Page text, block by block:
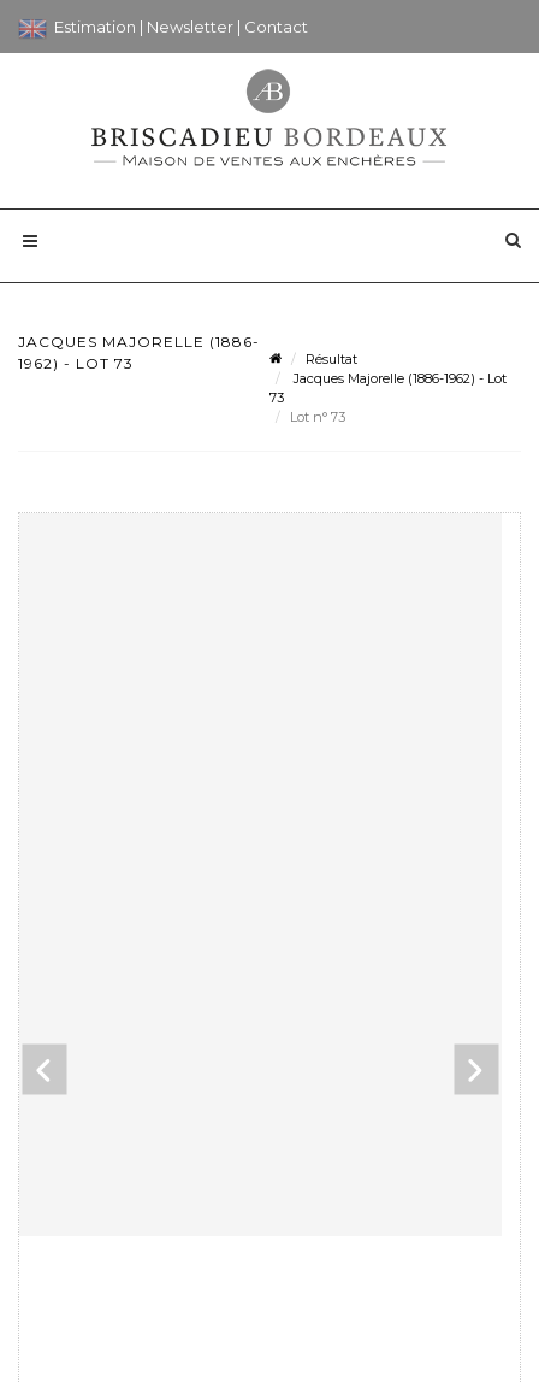
Estimation | Newsletter | Contact
JACQUES MAJORELLE (1886-
1962) - LOT 73
Résultat
Jacques Majorelle (1886-1962) - Lot
73
Lot n° 73